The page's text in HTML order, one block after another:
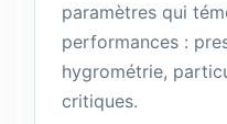
paramètres qui
performances :
hygrométrie,
critiques.